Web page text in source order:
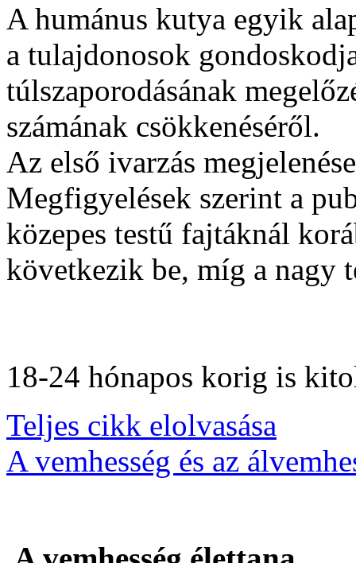
A humánus kutya egyik
a tulajdonosok
túlszaporodásának
számának csökkenéséről.
Az első ivarzás
Megfigyelések szerint a
közepes testű fajtáknál
következik be, míg a nagy
18-24 hónapos korig is
Teljes cikk elolvasása
A vemhesség és az